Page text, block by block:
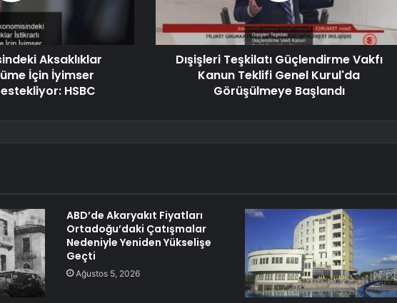
Aksaklıklar
İçin İyimser
HSBC
Dışişleri Teşkilatı Güçlendirme Vakfı
Kanun Teklifi Genel Kurul'da
Görüşülmeye Başlandı
ABD’de Akaryakıt Fiyatları
Ortadoğu’daki Çatışmalar
Nedeniyle Yeniden Yükselişe
Geçti
Ağustos 5, 2026